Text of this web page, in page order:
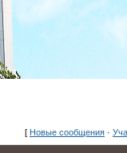
[ Новые сообщения ·